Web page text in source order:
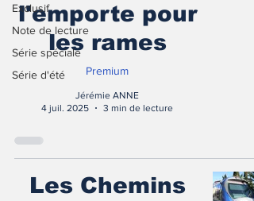
Exclusif
Note de lecture
Série spéciale
Série d'été
l'emporte pour
les rames
Premium
Jérémie ANNE
4 juil. 2025
3 min de lecture
Les Chemins